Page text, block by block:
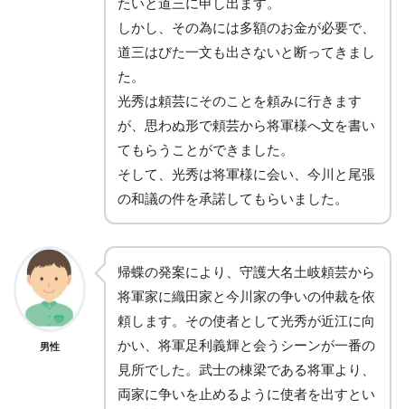
たいと道三に申し出ます。
しかし、その為には多額のお金が必要で、
道三はびた一文も出さないと断ってきまし
た。
光秀は頼芸にそのことを頼みに行きます
が、思わぬ形で頼芸から将軍様へ文を書い
てもらうことができました。
そして、光秀は将軍様に会い、今川と尾張
の和議の件を承諾してもらいました。
男性
帰蝶の発案により、守護大名土岐頼芸から
将軍家に織田家と今川家の争いの仲裁を依
頼します。その使者として光秀が近江に向
かい、将軍足利義輝と会うシーンが一番の
見所でした。武士の棟梁である将軍より、
両家に争いを止めるように使者を出すとい